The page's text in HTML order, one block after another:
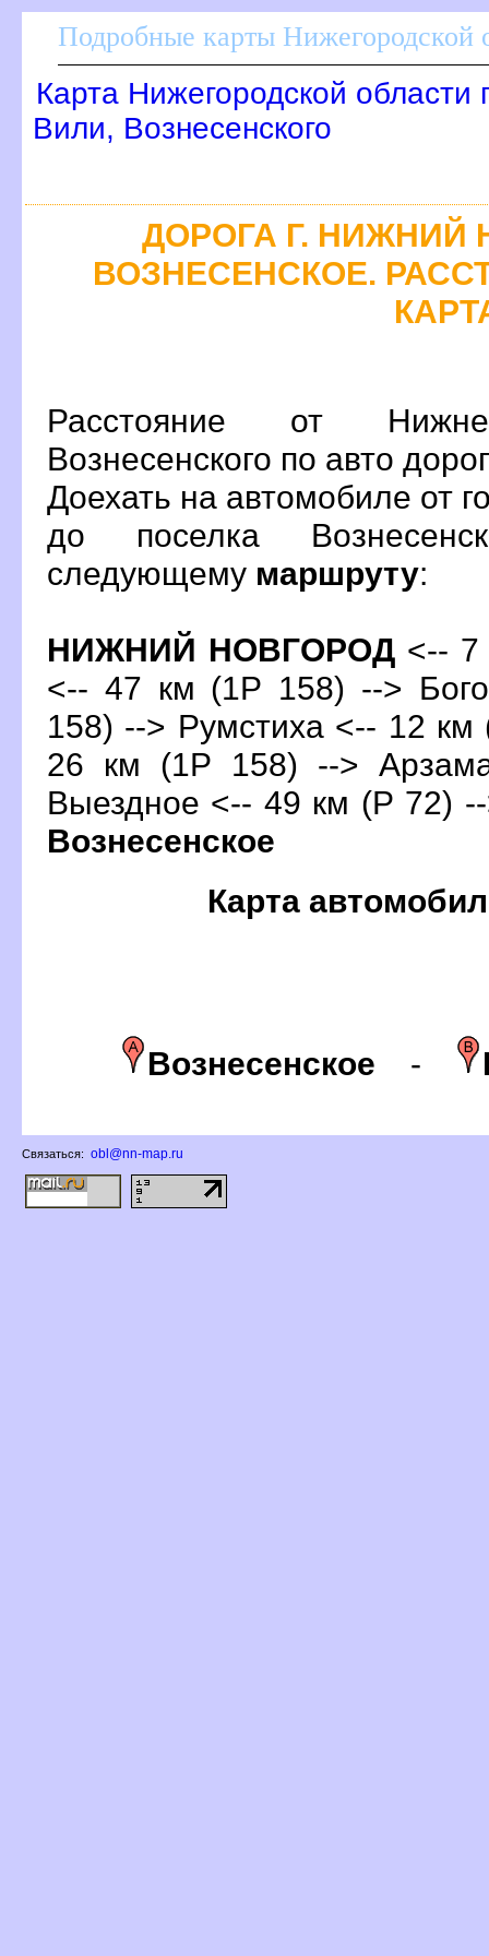
Подробные карты Нижегородской
Карта Нижегородской области
или, Вознесенского
ДОРОГА Г. НИЖНИЙ
ОЗНЕСЕНСКОЕ.
Расстояние от
ознесенского по авто
Доехать на автомобиле от
до поселка
следующему маршруту:
НИЖНИЙ НОВГОРОД <--
<-- 47 км (1Р 158) -->
158) --> Румстиха <-- 12
26 км (1Р 158) -->
ыездное <-- 49 км (Р 72)
ознесенское
Карта
ознесенское -
Связаться: obl@nn-map.ru